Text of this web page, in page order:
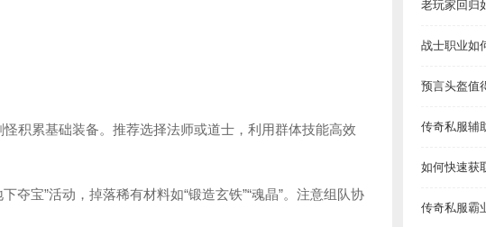
积累基础装备。推荐选择法师或道士，利用群体技能高效
夺宝”活动，掉落稀有材料如“锻造玄铁”“魂晶”。注意组队协
老玩家回归
战士职业如
预言头盔值
传奇私服辅
如何快速获
传奇私服霸